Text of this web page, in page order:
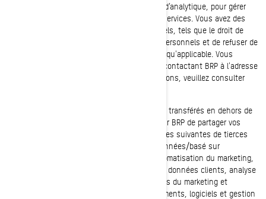
profil de consommateur et de la performance d’analytique, pour gérer
votre compte et pour améliorer nos produits/services. Vous avez des
droits relatifs à vos renseignements personnels, tels que le droit de
corriger ou d'accéder à vos renseignements personnels et de refuser de
donner ou de retirer votre consentement, lorsqu'applicable. Vous
pouvez exercer ces droits à tout moment en contactant BRP à l'adresse
privacyofficer@brp.com. Pour plus d'informations, veuillez consulter
Vos renseignements personnels peuvent être transférés en dehors de
votre pays de résidence. Il est nécessaire pour BRP de partager vos
renseignements personnels avec les catégories suivantes de tierces
parties: services infonuagiques (nuage de données/basé sur
l'informatique), marketing cross-canal et automatisation du marketing,
plateformes de médias sociaux, plateforme de données clients, analyse
Web et consultants en marketing, spécialistes du marketing et
développeurs et service d'analytique d'événements, logiciels et gestion